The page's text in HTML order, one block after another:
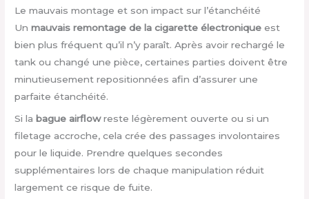
Le mauvais montage et son impact sur l’étanchéité
Unmauvais remontage de la cigarette électronique est
bien plus fréquent qu’il n’y paraît. Après avoir rechargé le
tank ou changé une pièce, certaines parties doivent être
minutieusement repositionnées afin d’assurer une
parfaite étanchéité.
Si labague airflowreste légèrement ouverte ou si un
filetage accroche, cela crée des passages involontaires
pour le liquide. Prendre quelques secondes
supplémentaires lors de chaque manipulation réduit
largement ce risque de fuite.